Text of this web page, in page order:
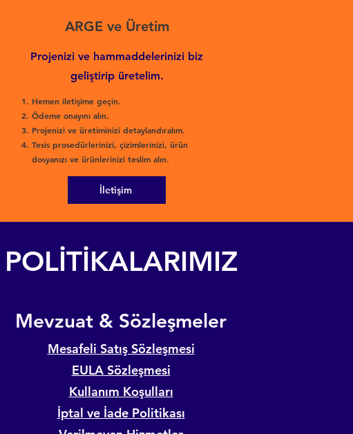
ARGE ve Üretim
Hemen iletişime geçin.
Ödeme onayını alın.
Projenizi ve üretiminizi detaylandıralım.
Tesis prosedürlerinizi, çizimlerinizi, ürün
dosyanızı ve ürünlerinizi teslim alın.
Projenizi ve hammaddelerinizi biz
geliştirip üretelim.
İletişim
POLİTİKALARIMIZ
​Mevzuat & Sözleşmeler
Mesafeli Satış Sözleşmesi
EULA Sözleşmesi
Kullanım Koşulları
İptal ve İade Politikası